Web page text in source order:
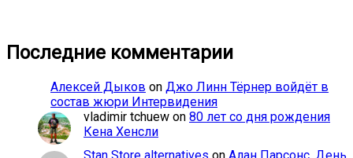
Последние комментарии
Алексей Дыков on Джо Линн Тёрнер войдёт в
состав жюри Интервидения
vladimir tchuew on 80 лет со дня рождения
Кена Хенсли